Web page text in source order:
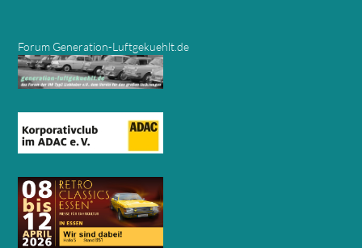
Forum Generation-Luftgekuehlt.de